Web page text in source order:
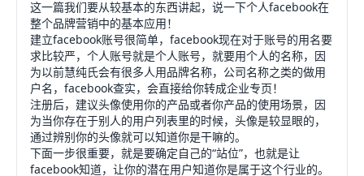
这一篇我们要从较基本的东西讲起，说一下个人facebook在
整个品牌营销中的基本应用！
建立facebook账号很简单，facebook现在对于账号的用名要
求比较严，个人账号就是个人账号，就要用个人的名称，因
为以前慧纯氏会有很多人用品牌名称，公司名称之类的做用
户名，facebook查实，会直接给你转成企业专页！
注册后，建议头像使用你的产品或者你产品的使用场景，因
为当你存在于别人的用户列表里的时候，头像是较显眼的，
通过辨别你的头像就可以知道你是干嘛的。
下面一步很重要，就是要确定自己的“站位”，也就是让
facebook知道，让你的潜在用户知道你是属于这个行业的。